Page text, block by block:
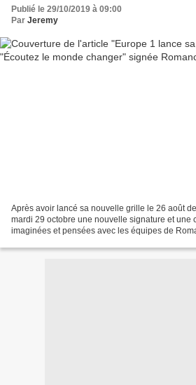
Publié le 29/10/2019 à 09:00
Par Jeremy
Après avoir lancé sa nouvelle grille le 26 août
mardi 29 octobre une nouvelle signature et une
imaginées et pensées avec les équipes de